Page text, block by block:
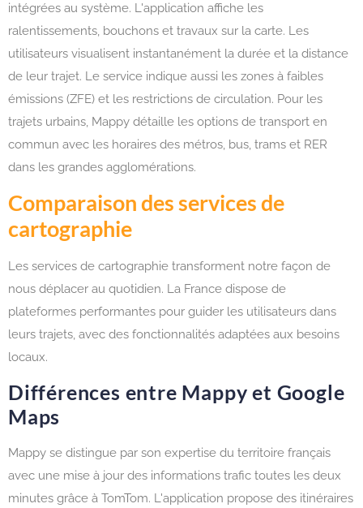
intégrées au système. L'application affiche les
ralentissements, bouchons et travaux sur la carte. Les
utilisateurs visualisent instantanément la durée et la distance
de leur trajet. Le service indique aussi les zones à faibles
émissions (ZFE) et les restrictions de circulation. Pour les
trajets urbains, Mappy détaille les options de transport en
commun avec les horaires des métros, bus, trams et RER
dans les grandes agglomérations.
Comparaison des services de
cartographie
Les services de cartographie transforment notre façon de
nous déplacer au quotidien. La France dispose de
plateformes performantes pour guider les utilisateurs dans
leurs trajets, avec des fonctionnalités adaptées aux besoins
locaux.
Différences entre Mappy et Google
Maps
Mappy se distingue par son expertise du territoire français
avec une mise à jour des informations trafic toutes les deux
minutes grâce à TomTom. L'application propose des itinéraires